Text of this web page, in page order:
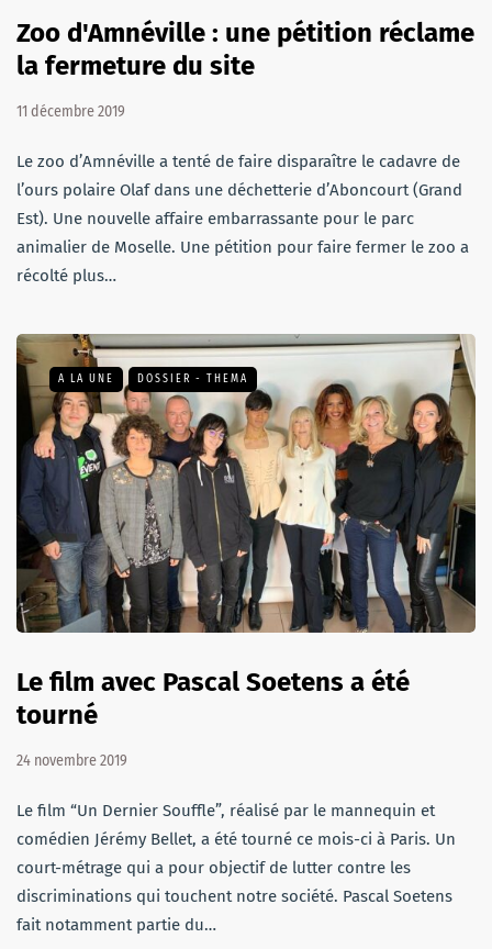
Zoo d'Amnéville : une pétition réclame
la fermeture du site
11 décembre 2019
Le zoo d’Amnéville a tenté de faire disparaître le cadavre de
l’ours polaire Olaf dans une déchetterie d’Aboncourt (Grand
Est). Une nouvelle affaire embarrassante pour le parc
animalier de Moselle. Une pétition pour faire fermer le zoo a
récolté plus…
A LA UNE DOSSIER - THEMA
Le film avec Pascal Soetens a été
tourné
24 novembre 2019
Le film “Un Dernier Souffle”, réalisé par le mannequin et
comédien Jérémy Bellet, a été tourné ce mois-ci à Paris. Un
court-métrage qui a pour objectif de lutter contre les
discriminations qui touchent notre société. Pascal Soetens
fait notamment partie du…